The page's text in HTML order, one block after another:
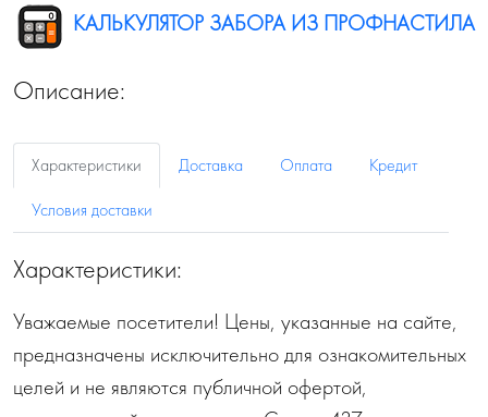
КАЛЬКУЛЯТОР ЗАБОРА ИЗ ПРОФНАСТИЛА
Описание:
Характеристики Доставка Оплата
Кредит
Условия доставки
Характеристики:
Уважаемые посетители! Цены, указанные на сайте,
предназначены исключительно для ознакомительных
целей и не являются публичной офертой,